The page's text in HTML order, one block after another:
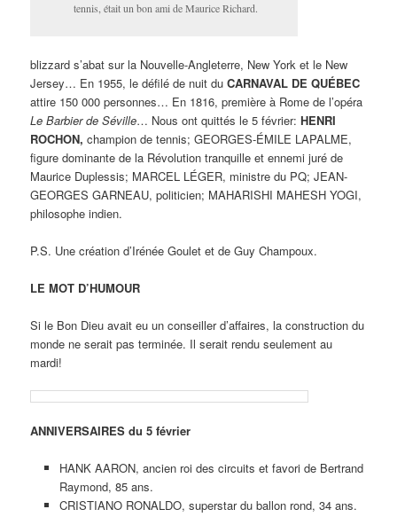
tennis, était un bon ami de Maurice Richard.
blizzard s’abat sur la Nouvelle-Angleterre, New York et le New
Jersey… En 1955, le défilé de nuit duCARNAVAL DE QUÉBEC
attire 150 000 personnes… En 1816, première à Rome de l’opéra
Le Barbier de Séville… Nous ont quittés le 5 février:HENRI
ROCHON, champion de tennis; GEORGES-ÉMILE LAPALME,
figure dominante de la Révolution tranquille et ennemi juré de
Maurice Duplessis; MARCEL LÉGER, ministre du PQ; JEAN-
GEORGES GARNEAU, politicien; MAHARISHI MAHESH YOGI,
philosophe indien.
P.S. Une création d’Irénée Goulet et de Guy Champoux.
LE MOT D’HUMOUR
Si le Bon Dieu avait eu un conseiller d’affaires, la construction du
monde ne serait pas terminée. Il serait rendu seulement au
mardi!
ANNIVERSAIRES du 5 février
HANK AARON, ancien roi des circuits et favori de Bertrand
Raymond, 85 ans.
CRISTIANO RONALDO, superstar du ballon rond, 34 ans.